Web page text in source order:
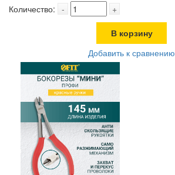
Количество: - +
В корзину
Добавить к сравнению